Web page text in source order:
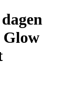
Glow